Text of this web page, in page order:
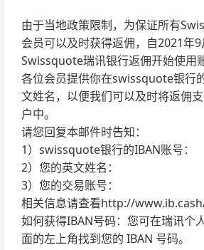
由于当地政策限制，为保证所有
会员可以及时获得返佣，自2021年9
Swissquote瑞讯银行返佣开始使用
各位会员提供你在swissquote银行
文姓名，以便我们可以及时将返佣
户中。
请您回复本邮件时告知：
1）swissquote银行的IBAN账号：
2）您的英文姓名：
3）您的交易账号：
相关信息请查看http://
如何获得IBAN号码：您可在瑞讯个
面的左上角找到您的 IBAN 号码。